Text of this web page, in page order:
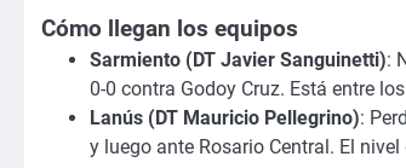
Cómo llegan los equipos
Sarmiento (DT Javier Sanguinetti):
0-0 contra Godoy Cruz. Está entre
Lanús (DT Mauricio Pellegrino):
y luego ante Rosario Central. El